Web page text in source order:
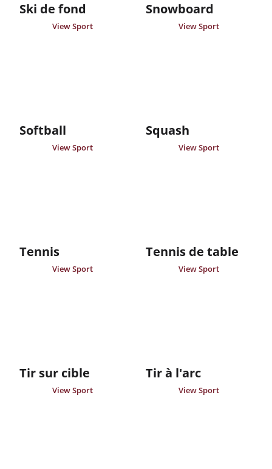
Ski de fond
View Sport
Snowboard
View Sport
Softball
View Sport
Squash
View Sport
Tennis
View Sport
Tennis de table
View Sport
Tir sur cible
View Sport
Tir à l'arc
View Sport